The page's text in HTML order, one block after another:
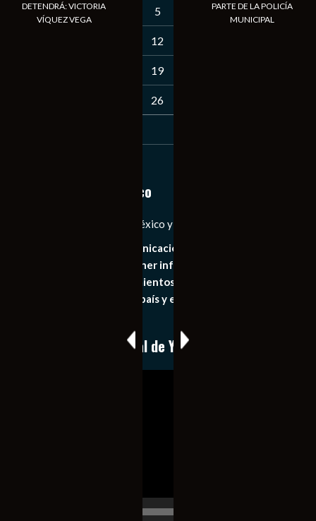
2 3 5 7 8
12
19
26
Notiexpress de México
Las Noticias Diarias de México y el Mundo a Tu Alcance
Somos un medio de comunicación digital que tiene como
principal objetivo mantener informado al publico en
general de los acontecimientos mas recientes e
importantes de nuestro país y el mundo de forma eficaz,
Conoce nuestro canal de YouTube
DETENDRÁ: VICTORIA
VÍQUEZ VEGA
PARTE DE LA POLICÍA
MUNICIPAL